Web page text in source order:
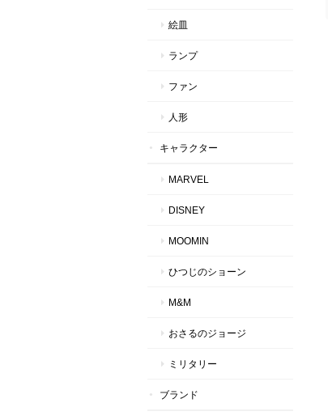
絵皿
ランプ
ファン
人形
キャラクター
MARVEL
DISNEY
MOOMIN
ひつじのショーン
M&M
おさるのジョージ
ミリタリー
ブランド